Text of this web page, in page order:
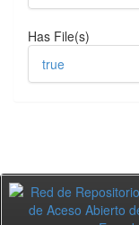
Has File(s)
true